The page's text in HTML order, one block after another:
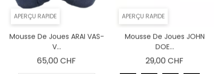
APERÇU RAPIDE
Mousse De Joues ARAI VAS-
V...
65,00 CHF
APERÇU RAPIDE
Mousse De Joues JOHN
DOE...
29,00 CHF